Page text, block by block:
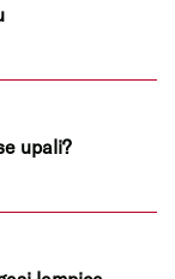
upali?